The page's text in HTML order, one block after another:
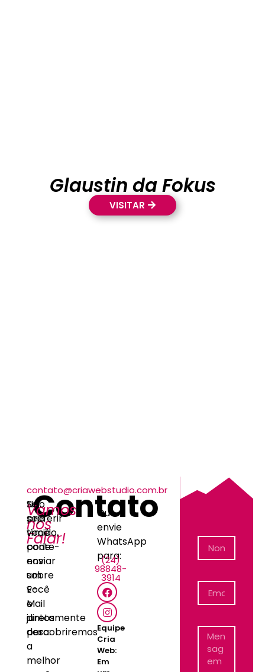
Glaustin da Fokus
VISITAR
Contato
Vamos
nos
Falar!
Não
seja
tímido,
conte-
nos
sobre
você
e
juntos
descobriremos
a
melhor
Se
preferir
você
pode
enviar
um
E-
Mail
diretamente
para:
contato@criawebstudio.com.br
Ou
envie
WhatsApp
para:
(24)
98848-
3914
Equipe
Cria
Web:
Em